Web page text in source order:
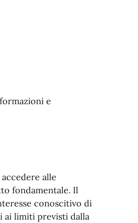
e
alle
fondamentale. Il
conoscitivo di
ai limiti previsti dalla